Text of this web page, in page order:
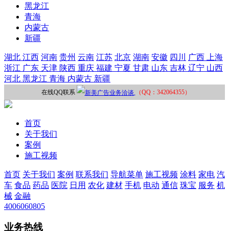
黑龙江
青海
内蒙古
新疆
湖北 江西 河南 贵州 云南 江苏 北京 湖南 安徽 四川 广西
上海
浙江 广东 天津 陕西 重庆 福建 宁夏 甘肃 山东 吉林 辽宁 山西
河北 黑龙江 青海 内蒙古 新疆
在线QQ联系 （QQ：342064355）
首页
关于我们
案例
施工视频
首页 关于我们 案例 联系我们 导航菜单 施工视频 涂料 家电 汽
车 食品 药品 医院 日用 农化 建材 手机 电动 通信 珠宝 服务 机
械 金融
4006060805
业务热线